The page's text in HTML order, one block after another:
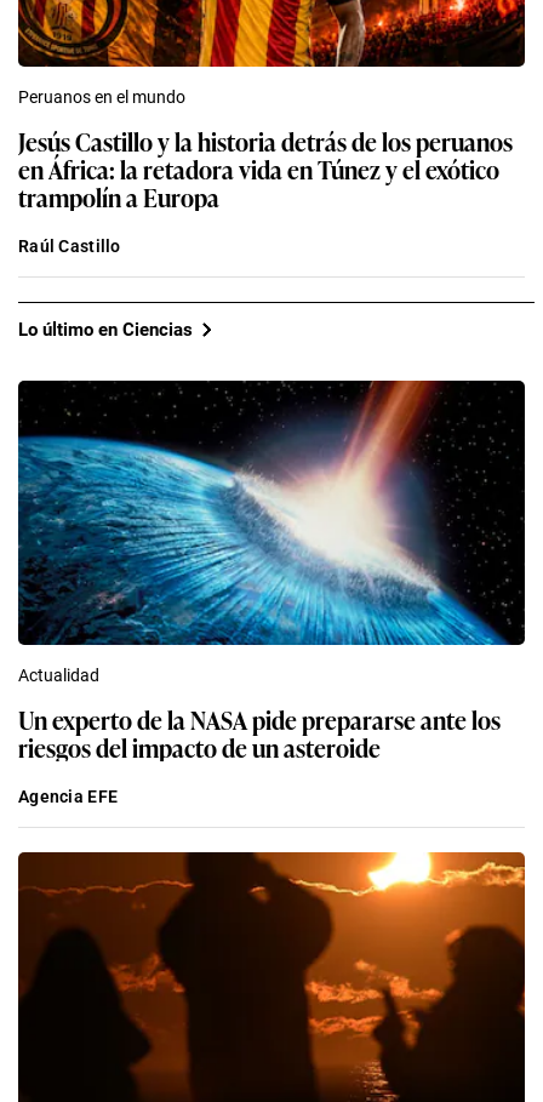
Peruanos en el mundo
Jesús Castillo y la historia detrás de los peruanos
en África: la retadora vida en Túnez y el exótico
trampolín a Europa
Raúl Castillo
Lo último en Ciencias
Actualidad
Un experto de la NASA pide prepararse ante los
riesgos del impacto de un asteroide
Agencia EFE